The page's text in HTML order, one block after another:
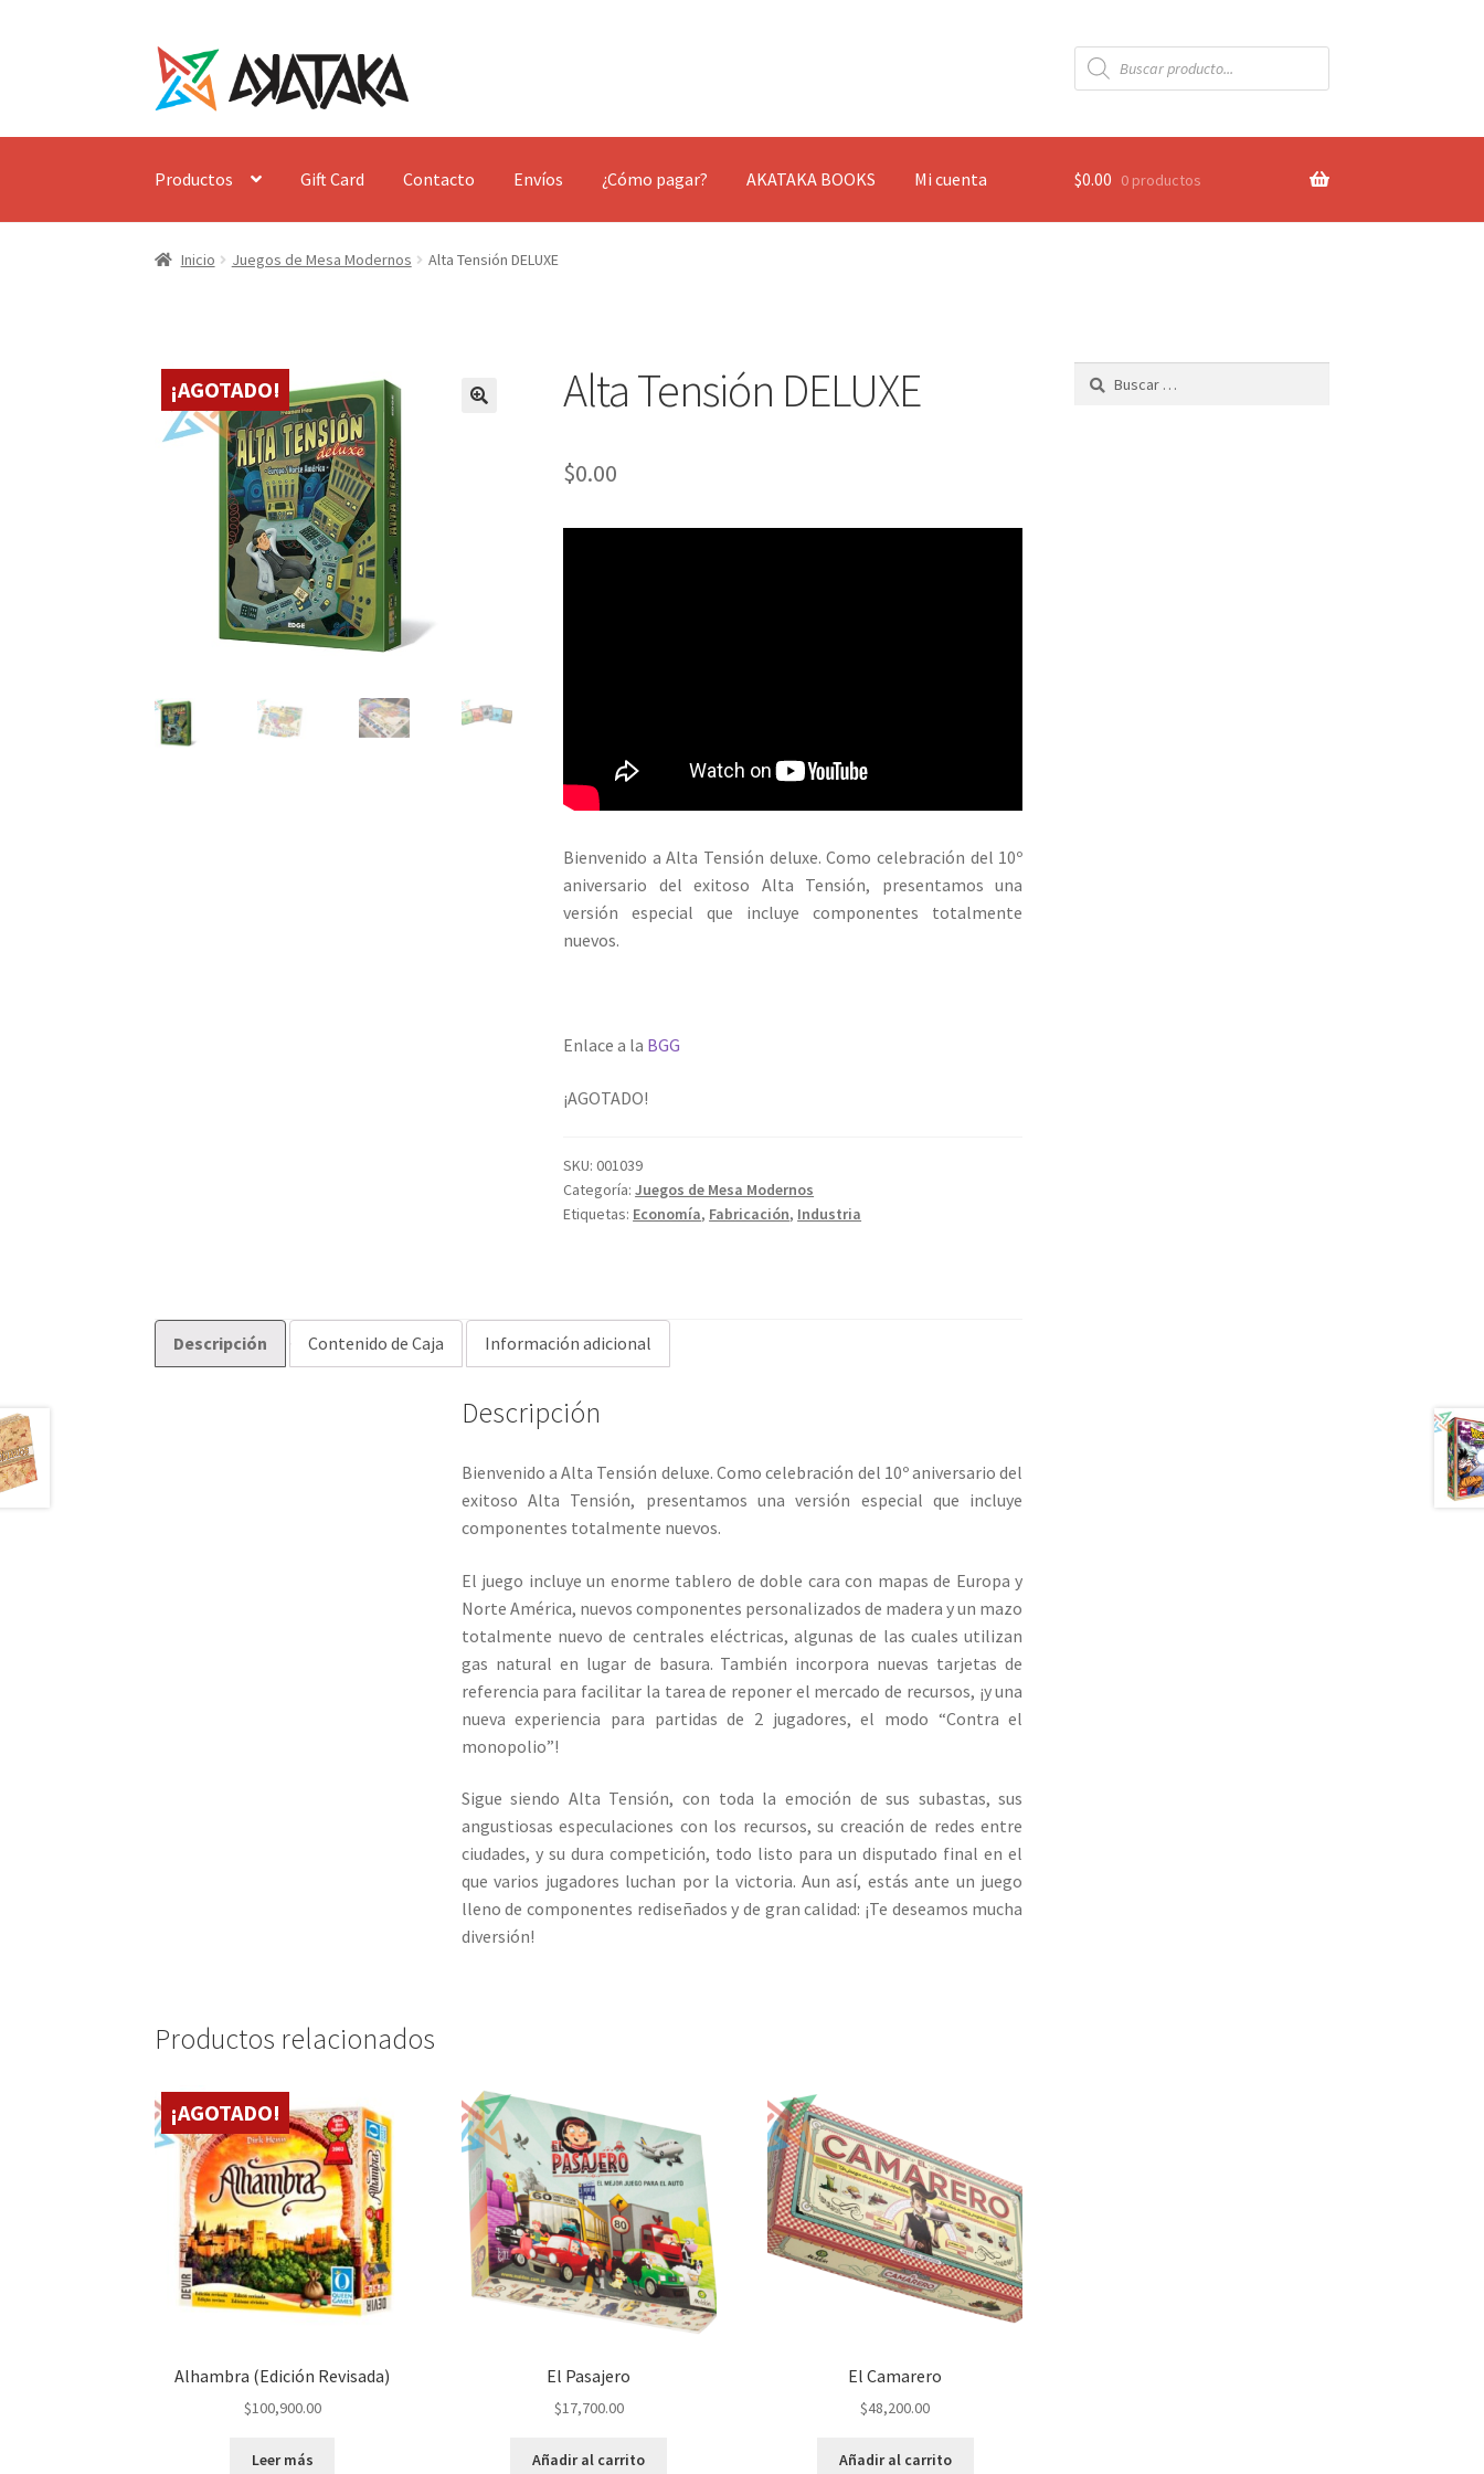
Ir
a
la
navegación
Ir
al
contenido
Búsqueda
de
productos
Productos Gift Card Contacto Envíos ¿Cómo pagar? AKATAKA BOOKS Mi cuenta $0.00 0 productos
Inicio Juegos de Mesa Modernos Alta Tensión DELUXE
¡AGOTADO! Alta Tensión DELUXE
$0.00
Bienvenido a Alta Tensión deluxe. Como celebración del 10º
aniversario del exitoso Alta Tensión, presentamos una
versión especial que incluye componentes totalmente
nuevos.
Enlace a la BGG
¡AGOTADO!
SKU:001039
Categoría:Juegos de Mesa Modernos
Etiquetas: Economía, Fabricación, Industria
Descripción Contenido de Caja Información adicional
Descripción
Bienvenido a Alta Tensión deluxe. Como celebración del 10º aniversario del
exitoso Alta Tensión, presentamos una versión especial que incluye
componentes totalmente nuevos.
El juego incluye un enorme tablero de doble cara con mapas de Europa y
Norte América, nuevos componentes personalizados de madera y un mazo
totalmente nuevo de centrales eléctricas, algunas de las cuales utilizan
gas natural en lugar de basura. También incorpora nuevas tarjetas de
referencia para facilitar la tarea de reponer el mercado de recursos, ¡y una
nueva experiencia para partidas de 2 jugadores, el modo “Contra el
monopolio”!
Sigue siendo Alta Tensión, con toda la emoción de sus subastas, sus
angustiosas especulaciones con los recursos, su creación de redes entre
ciudades, y su dura competición, todo listo para un disputado final en el
que varios jugadores luchan por la victoria. Aun así, estás ante un juego
lleno de componentes rediseñados y de gran calidad: ¡Te deseamos mucha
diversión!
Productos relacionados
¡AGOTADO!
Alhambra (Edición Revisada)
$100,900.00
Leer más
El Pasajero
$17,700.00
Añadir al carrito
El Camarero
$48,200.00
Añadir al carrito
Buscar: